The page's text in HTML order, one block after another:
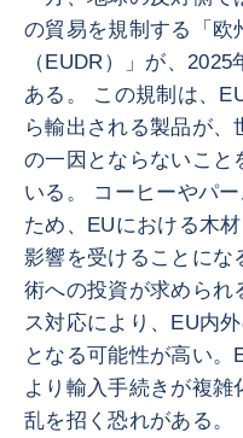
の貿易を規制する「欧
（EUDR）」が、
ある。 この規制は、
ら輸出される製品が
の一因とならないこと
いる。 コーヒーやパ
ため、EUにおける木
影響を受けることにな
術への投資が求められ
ス対応により、EU内
となる可能性が高い
より輸入手続きが複
乱を招く恐れがある。